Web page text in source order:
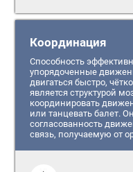
Координация
Способность
упорядоченные
двигаться быстро,
является структурой
координировать
или танцевать балет.
согласованность
связь, получаемую от